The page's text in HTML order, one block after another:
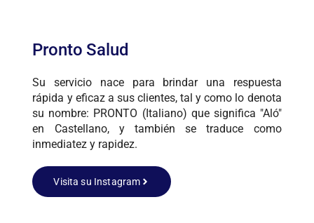
Pronto Salud
Su servicio nace para brindar una respuesta
rápida y eficaz a sus clientes, tal y como lo denota
su nombre: PRONTO (Italiano) que significa "Aló"
en Castellano, y también se traduce como
inmediatez y rapidez.
Visita su Instagram